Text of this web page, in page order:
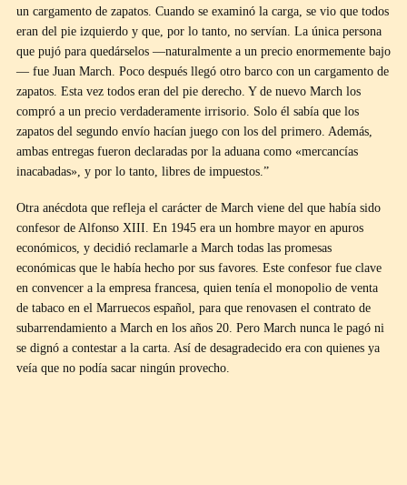
un cargamento de zapatos. Cuando se examinó la carga, se vio que todos
eran del pie izquierdo y que, por lo tanto, no servían. La única persona
que pujó para quedárselos —naturalmente a un precio enormemente bajo
— fue Juan March. Poco después llegó otro barco con un cargamento de
zapatos. Esta vez todos eran del pie derecho. Y de nuevo March los
compró a un precio verdaderamente irrisorio. Solo él sabía que los
zapatos del segundo envío hacían juego con los del primero. Además,
ambas entregas fueron declaradas por la aduana como «mercancías
inacabadas», y por lo tanto, libres de impuestos.”
Otra anécdota que refleja el carácter de March viene del que había sido
confesor de Alfonso XIII. En 1945 era un hombre mayor en apuros
económicos, y decidió reclamarle a March todas las promesas
económicas que le había hecho por sus favores. Este confesor fue clave
en convencer a la empresa francesa, quien tenía el monopolio de venta
de tabaco en el Marruecos español, para que renovasen el contrato de
subarrendamiento a March en los años 20. Pero March nunca le pagó ni
se dignó a contestar a la carta. Así de desagradecido era con quienes ya
veía que no podía sacar ningún provecho.